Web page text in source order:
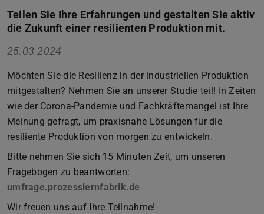
Teilen Sie Ihre Erfahrungen und gestalten Sie aktiv
die Zukunft einer resilienten Produktion mit.
25.03.2024
Möchten Sie die Resilienz in der industriellen Produktion
mitgestalten? Nehmen Sie an unserer Studie teil! In Zeiten
wie der Corona-Pandemie und Fachkräftemangel ist Ihre
Meinung gefragt, um praxisnahe Lösungen für die
resiliente Produktion von morgen zu entwickeln.
Bitte nehmen Sie sich 15 Minuten Zeit, um unseren
Fragebogen zu beantworten:
umfrage.prozesslernfabrik.de
Wir freuen uns auf Ihre Teilnahme!